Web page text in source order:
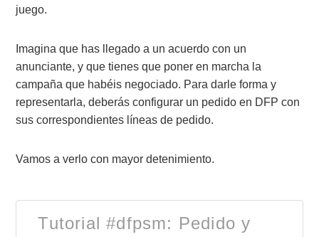
juego.
Imagina que has llegado a un acuerdo con un
anunciante, y que tienes que poner en marcha la
campaña que habéis negociado. Para darle forma y
representarla, deberás configurar un pedido en DFP con
sus correspondientes líneas de pedido.
Vamos a verlo con mayor detenimiento.
Tutorial #dfpsm: Pedido y